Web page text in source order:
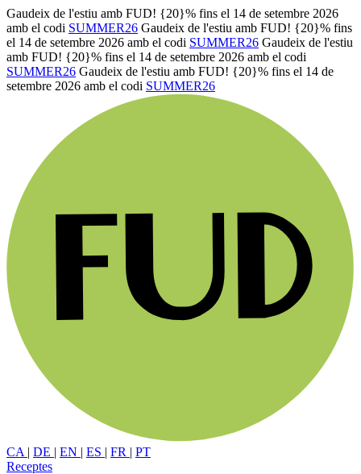
Gaudeix de l'estiu amb FUD! {20}% fins el 14 de setembre 2026
amb el codi SUMMER26 Gaudeix de l'estiu amb FUD! {20}% fins
el 14 de setembre 2026 amb el codi SUMMER26 Gaudeix de l'estiu
amb FUD! {20}% fins el 14 de setembre 2026 amb el codi
SUMMER26 Gaudeix de l'estiu amb FUD! {20}% fins el 14 de
setembre 2026 amb el codi SUMMER26
CA | DE | EN | ES | FR | PT
Receptes